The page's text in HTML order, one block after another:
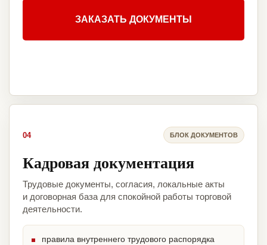
ЗАКАЗАТЬ ДОКУМЕНТЫ
04 БЛОК ДОКУМЕНТОВ
Кадровая документация
Трудовые документы, согласия, локальные акты
и договорная база для спокойной работы торговой
деятельности.
правила внутреннего трудового распорядка